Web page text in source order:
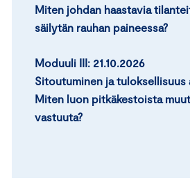
Miten johdan haastavia
säilytän rauhan paineessa?
Moduuli III: 21.10.2026
Sitoutuminen ja tuloksellisuus
Miten luon pitkäkestoista
vastuuta?